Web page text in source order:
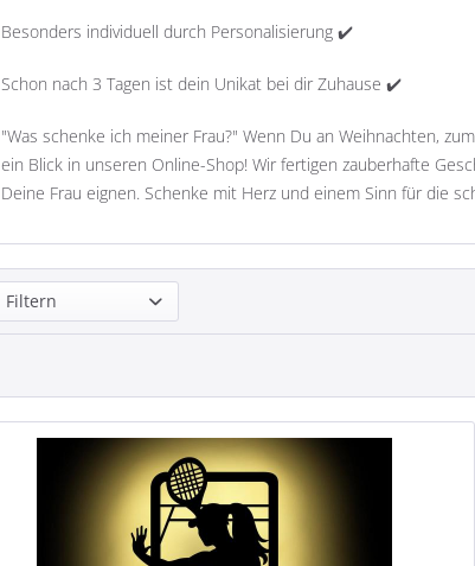
Besonders individuell durch Personalisierung ✔️
Schon nach 3 Tagen ist dein Unikat bei dir Zuhause ✔️
"Was schenke ich meiner Frau?" Wenn Du an Weihnachten,
ein Blick in unseren Online-Shop! Wir fertigen zauberhafte
Deine Frau eignen. Schenke mit Herz und einem Sinn für die
Filtern